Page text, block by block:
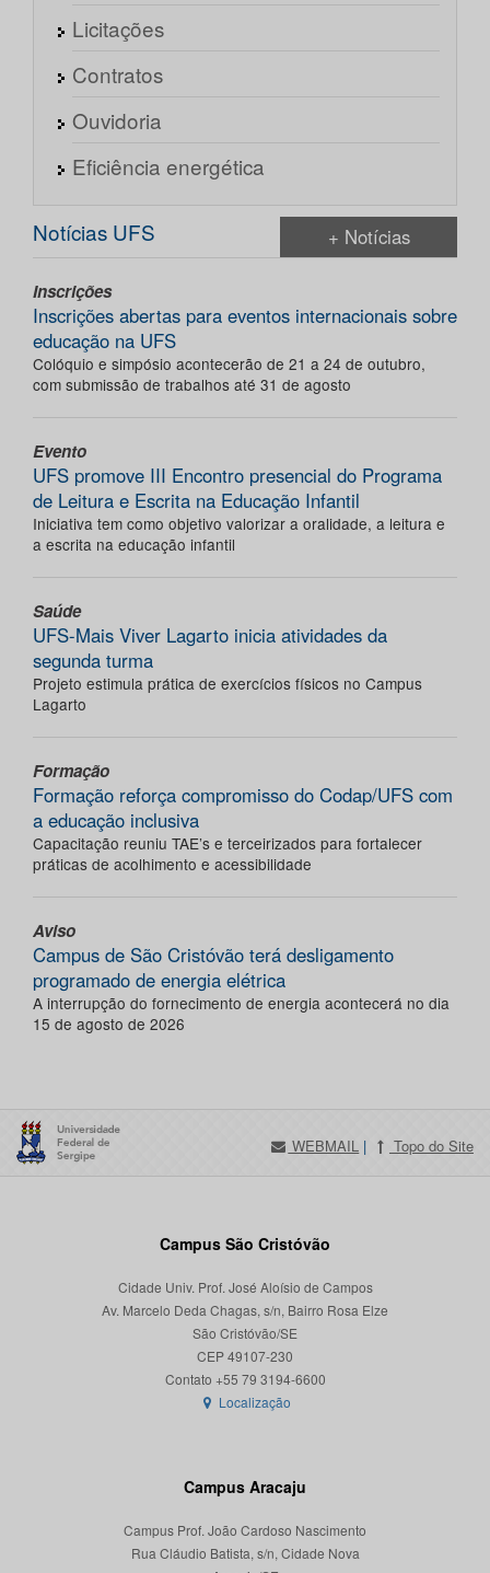
Licitações
Contratos
Ouvidoria
Eficiência energética
Notícias UFS + Notícias
Inscrições
Inscrições abertas para eventos internacionais sobre
educação na UFS
Colóquio e simpósio acontecerão de 21 a 24 de outubro,
com submissão de trabalhos até 31 de agosto
Evento
UFS promove III Encontro presencial do Programa
de Leitura e Escrita na Educação Infantil
Iniciativa tem como objetivo valorizar a oralidade, a leitura e
a escrita na educação infantil
Saúde
UFS-Mais Viver Lagarto inicia atividades da
segunda turma
Projeto estimula prática de exercícios físicos no Campus
Lagarto
Formação
Formação reforça compromisso do Codap/UFS com
a educação inclusiva
Capacitação reuniu TAE’s e terceirizados para fortalecer
práticas de acolhimento e acessibilidade
Aviso
Campus de São Cristóvão terá desligamento
programado de energia elétrica
A interrupção do fornecimento de energia acontecerá no dia
15 de agosto de 2026
WEBMAIL | Topo do Site
Campus São Cristóvão
Cidade Univ. Prof. José Aloísio de Campos
Av. Marcelo Deda Chagas, s/n, Bairro Rosa Elze
São Cristóvão/SE
CEP 49107-230
Localização
Campus Aracaju
Campus Prof. João Cardoso Nascimento
Rua Cláudio Batista, s/n, Cidade Nova